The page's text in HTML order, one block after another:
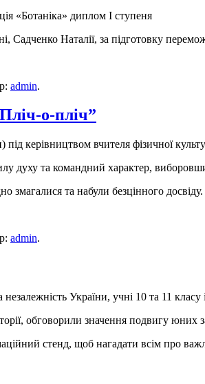
«Ботаніка» диплом І ступеня
Садченко Наталії, за підготовку
admin.
о-пліч”
керівництвом вчителя фізичної
духу та командний характер,
змагалися та набули безцінного
admin.
України, учні 10 та 11
обговорили значення подвигу
стенд, щоб нагадати всім про